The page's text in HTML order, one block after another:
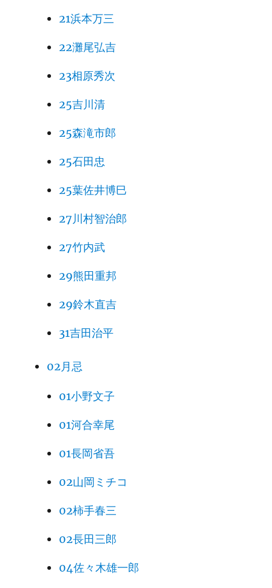
21浜本万三
22灘尾弘吉
23相原秀次
25吉川清
25森滝市郎
25石田忠
25葉佐井博巳
27川村智治郎
27竹内武
29熊田重邦
29鈴木直吉
31吉田治平
02月忌
01小野文子
01河合幸尾
01長岡省吾
02山岡ミチコ
02柿手春三
02長田三郎
04佐々木雄一郎